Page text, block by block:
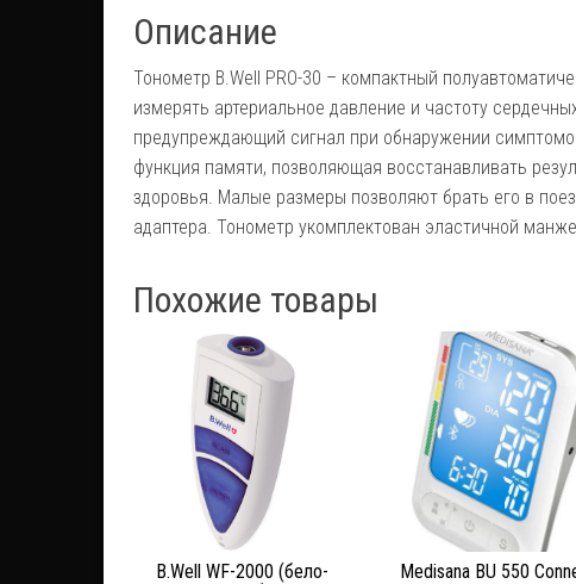
Описание
Тонометр B.Well PRO-30 – компактный
измерять артериальное давление и частоту
предупреждающий сигнал при обнаружении
функция памяти, позволяющая восстанавливать
здоровья. Малые размеры позволяют брать его в
адаптера. Тонометр укомплектован эластичной
Похожие товары
B.Well WF-2000 (бело-
Medisana BU 550